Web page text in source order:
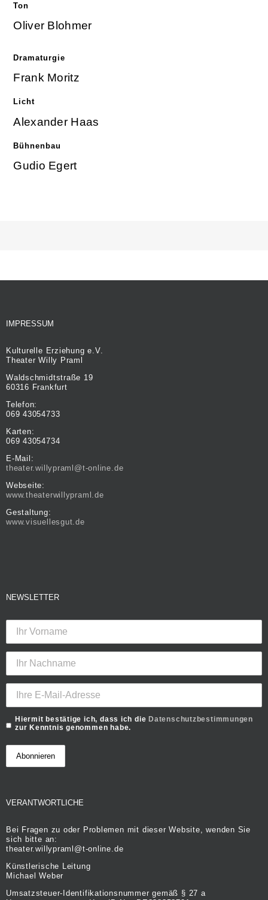
Ton
Oliver Blohmer
Dramaturgie
Frank Moritz
Licht
Alexander Haas
Bühnenbau
Gudio Egert
IMPRESSUM
Kulturelle Erziehung e.V.
Theater Willy Praml
Waldschmidtstraße 19
60316 Frankfurt
Telefon:
069 43054733
Karten:
069 43054734
E-Mail:
theater.willypraml@t-online.de
Webseite:
www.theaterwillypraml.de
Gestaltung:
www.visuellesgut.de
NEWSLETTER
Hiermit bestätige ich, dass ich die Datenschutzbestimmungen
zur Kenntnis genommen habe.
VERANTWORTLICHE
Bei Fragen zu oder Problemen mit dieser Website, wenden Sie
sich bitte an:
theater.willypraml@t-online.de
Künstlerische Leitung
Michael Weber
Umsatzsteuer-Identifikationsnummer gemäß § 27 a